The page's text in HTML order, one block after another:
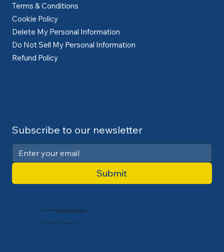
Terms & Conditions
Cookie Policy
Delete My Personal Information
Do Not Sell My Personal Information
Refund Policy
Subscribe to our newsletter
Submit
Contact: info@cdlexpert.com
© 2024 by V2 Group LLC